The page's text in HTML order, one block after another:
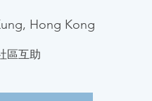
Hong Kong
區互助